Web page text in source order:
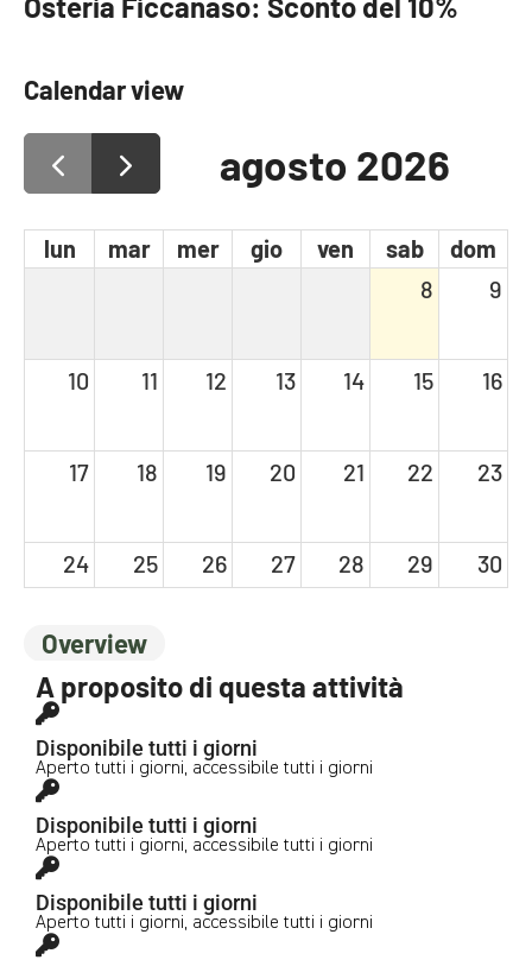
Calendar view
agosto 2026
lun mar mer gio ven sab
dom
8
9
10 11 12 13 14 15 16
17 18 19 20 21 22 23
24 25 26 27 28 29 30
31
Overview
A proposito di questa attività
Disponibile tutti i giorni
Aperto tutti i giorni, accessibile tutti i giorni
Disponibile tutti i giorni
Aperto tutti i giorni, accessibile tutti i giorni
Disponibile tutti i giorni
Aperto tutti i giorni, accessibile tutti i giorni